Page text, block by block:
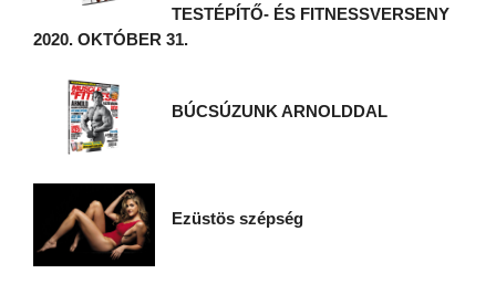
TESTÉPÍTŐ- ÉS FITNESSVERSENY
2020. OKTÓBER 31.
BÚCSÚZUNK ARNOLDDAL
Ezüstös szépség